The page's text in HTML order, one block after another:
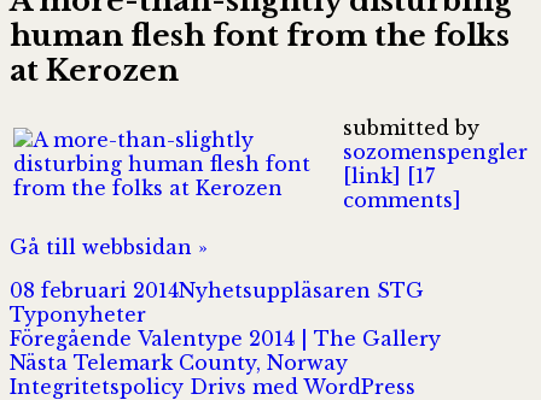
human flesh font from the folks
at Kerozen
submitted by
sozomenspengler
[link] [17
comments]
Gå till webbsidan »
Postat
08 februari 2014Författare
Nyhetsuppläsaren STGKategorier
Typonyheter
Inläggsnavigering
Föregående Föregående
inlägg:
Valentype 2014 | The Gallery
Nästa Nästa
inlägg:
Telemark County, Norway
Integritetspolicy Drivs med WordPress